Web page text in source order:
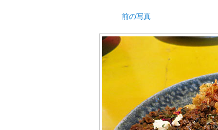
前の写真